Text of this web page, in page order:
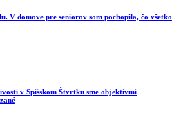
V domove pre seniorov som pochopila, čo všetko
v Spišskom Štvrtku sme objektívmi